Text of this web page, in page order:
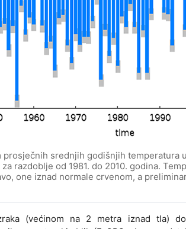
prosječnih srednjih godišnjih temperatura
razdoblje od 1981. do 2010. godina.
one iznad normale crvenom, a
(većinom na 2 metra iznad tla)